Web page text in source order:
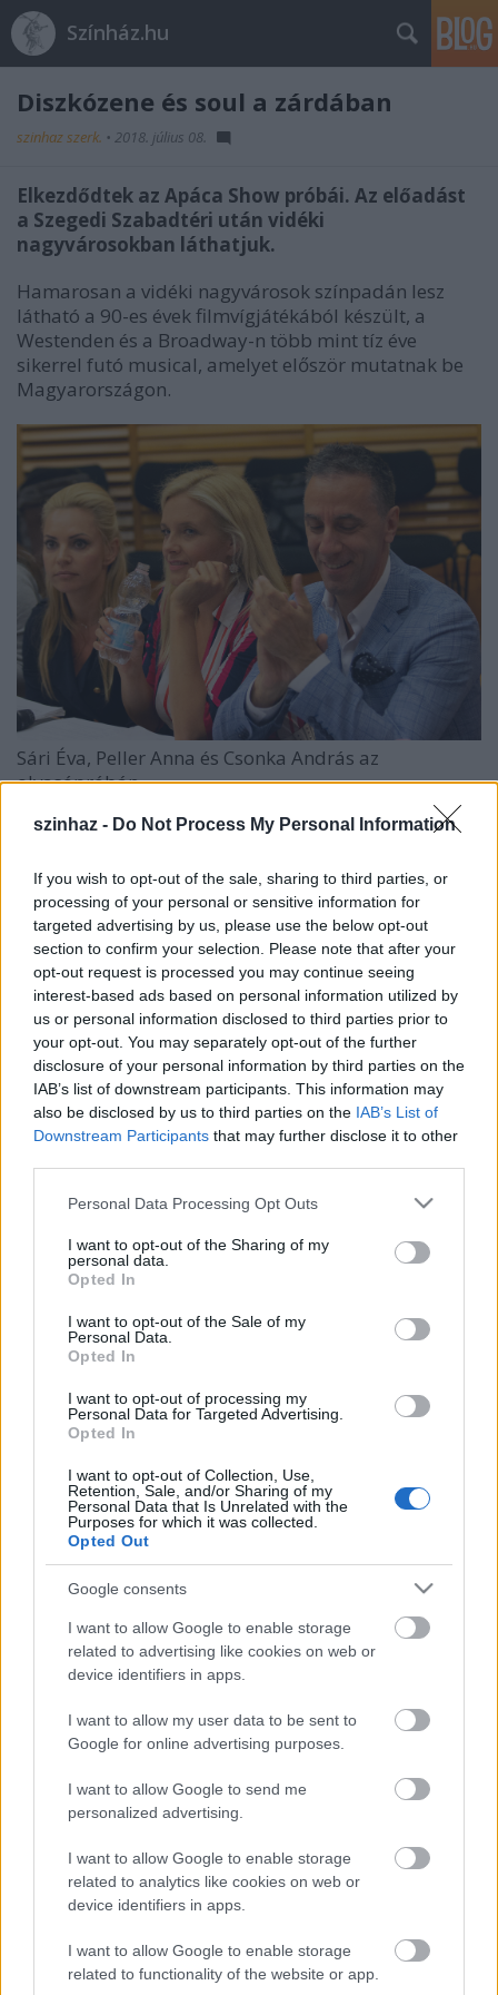
szinhaz - Do Not Process My Personal Information
If you wish to opt-out of the sale, sharing to third parties, or
processing of your personal or sensitive information for
targeted advertising by us, please use the below opt-out
section to confirm your selection. Please note that after your
opt-out request is processed you may continue seeing
interest-based ads based on personal information utilized by
us or personal information disclosed to third parties prior to
your opt-out. You may separately opt-out of the further
disclosure of your personal information by third parties on the
IAB’s list of downstream participants. This information may
also be disclosed by us to third parties on the IAB’s List of
Downstream Participants that may further disclose it to other
Please note that this website/app uses one or more Google
not limited to your visit or usage behaviour. You may click to
grant or deny consent to Google and its third-party tags to
use your data for below specified purposes in below Google
consent section.
Personal Data Processing Opt Outs
I want to opt-out of the Sharing of my
personal data.
Opted In
I want to opt-out of the Sale of my
Personal Data.
Opted In
I want to opt-out of processing my
Personal Data for Targeted Advertising.
Opted In
I want to opt-out of Collection, Use,
Retention, Sale, and/or Sharing of my
Personal Data that Is Unrelated with the
Purposes for which it was collected.
Opted Out
Google consents
I want to allow Google to enable storage
related to advertising like cookies on web or
device identifiers in apps.
I want to allow my user data to be sent to
Google for online advertising purposes.
I want to allow Google to send me
personalized advertising.
I want to allow Google to enable storage
related to analytics like cookies on web or
device identifiers in apps.
I want to allow Google to enable storage
related to functionality of the website or app.
Színház.hu
Diszkózene és soul a zárdában
szinhaz szerk. • 2018. július 08.
Elkezdődtek az Apáca Show próbái. Az előadást
a Szegedi Szabadtéri után vidéki
nagyvárosokban láthatjuk.
Hamarosan a vidéki nagyvárosok színpadán lesz
látható a 90-es évek filmvígjátékából készült, a
Westenden és a Broadway-n több mint tíz éve
sikerrel futó musical, amelyet először mutatnak be
Magyarországon.
Sári Éva, Peller Anna és Csonka András az
olvasópróbán
A zenés darabot a film főszereplőjeWhoopi
darabot eddig tizennyolc országban állították
színpadra, és több mint hatmillió néző látta.
A musical zenéjét a nyolc Oscar-díjas zeneszerző,
Alan Menken jegyzi, aki többek között aSzépség és a
szörnyeteg, azAladdin, aKis hableányés aNotre
Dame-i toronyőralkotója.
A diszkó és soul dallamokkal fűszerezett musical
főbb szerepeit itthon Peller Anna, Sári Évi, Molnár
Piroska, Feke Pál, Alföldi Róbert és Csonka András
játssza, a rendezőSzente Vajk. Az alkotógárda
július 2-án tartotta a produkció olvasópróbáját.
Szente Vajk rendező (fotók: Szörényi Réka / Zikkurat
Színpadi Ügynökség)
Apáca showelőször a Szegedi Szabadtéri Játékok
keretében kerül színpadra augusztusban, majd
októbertől országos turnéra indul, érintve Pécset,
Miskolcot, Zalaegerszeget, Nyíregyházát,
Szombathelyet, Veszprémet, Debrecent, Győrt.
(Forrás: Ken Media)
Ezt láthatjuk jövő nyáron a Szegedi Szabadtérin
Plusz Apáca Show és Úrhatnám polgár a Szegedi
Szabadtérin